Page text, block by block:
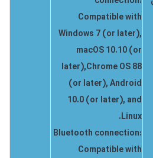
Compatible with
Windows 7 (or later),
macOS 10.10 (or
later),Chrome OS 88
(or later), Android
10.0 (or later), and
Linux.
Bluetooth connection:
Compatible with